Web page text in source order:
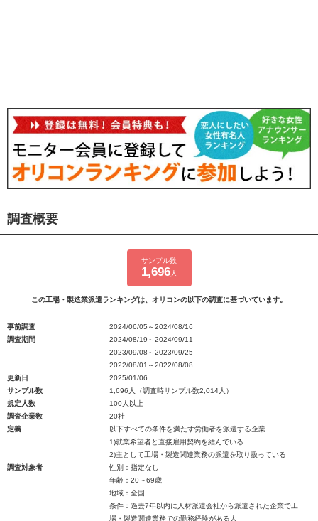
調査概要
サンプル数
1,696人
この工場・製造業派遣ランキングは、オリコンの以下の調査に基づいています。
事前調査
2024/06/05～2024/08/16
調査期間
2024/08/19～2024/09/11
2023/09/08～2023/09/25
2022/08/01～2022/08/08
更新日
2025/01/06
サンプル数
1,696人（調査時サンプル数2,014人）
規定人数
100人以上
調査企業数
20社
定義
以下すべての条件を満たす労働者を派遣する企業
1)就業希望者と直接雇用契約を結んでいる
2)主として工場・製造関連業務の派遣を取り扱っている
調査対象者
性別：指定なし
年齢：20～69歳
地域：全国
条件：過去7年以内に人材派遣会社から派遣された企業で工
場・製造関連業務での勤務経験がある人